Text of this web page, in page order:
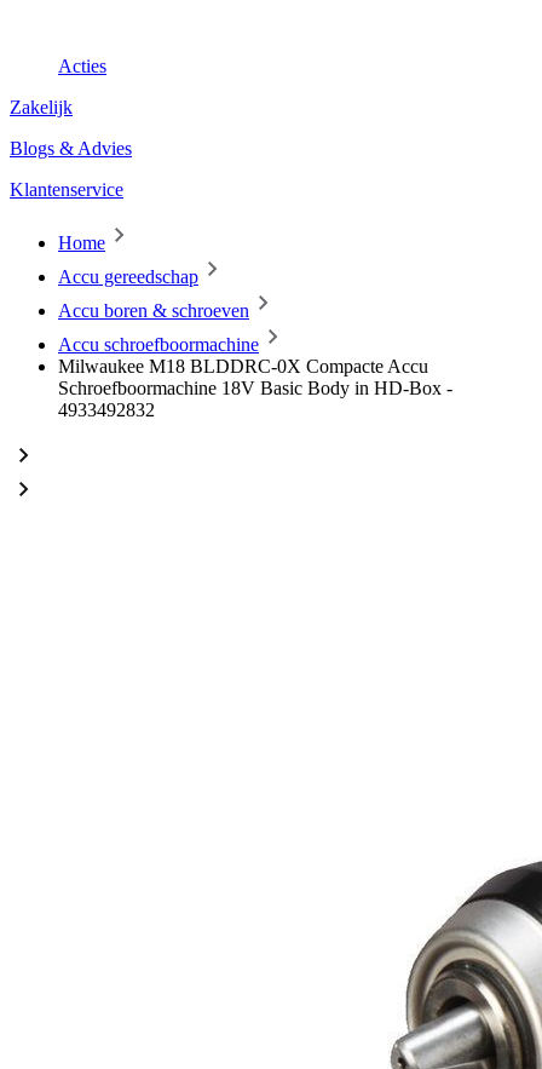
Acties
Zakelijk
Blogs & Advies
Klantenservice
Home
Accu gereedschap
Accu boren & schroeven
Accu schroefboormachine
Milwaukee M18 BLDDRC-0X Compacte Accu
Schroefboormachine 18V Basic Body in HD-Box -
4933492832